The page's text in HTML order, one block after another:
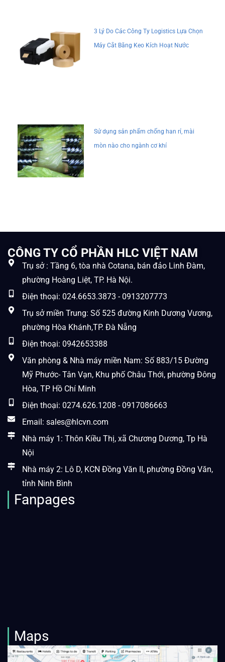
3 Lý Do Các Công Ty Logistics Lựa Chọn
Máy Cắt Băng Keo Kích Hoạt Nước
Sử dụng sản phẩm chống han rỉ, mài
mòn nào cho ngành cơ khí
CÔNG TY CỔ PHẦN HLC VIỆT NAM
Trụ sở : Tầng 6, tòa nhà Cotana, bán đảo Linh Đàm,
phường Hoàng Liệt, TP. Hà Nội.
Điện thoại: 024.6653.3873 - 0913207773
Trụ sở miền Trung: Số 525 đường Kinh Dương Vương,
phường Hòa Khánh,TP. Đà Nẵng
Điện thoại: 0942653388
Văn phòng & Nhà máy miền Nam: Số 883/15 Đường
Mỹ Phước- Tân Vạn, Khu phố Châu Thới, phường Đông
Hòa, TP Hồ Chí Minh
Điện thoại: 0274.626.1208 - 0917086663
Email: sales@hlcvn.com
Nhà máy 1: Thôn Kiều Thị, xã Chương Dương, Tp Hà
Nội
Nhà máy 2: Lô D, KCN Đồng Văn II, phường Đồng Văn,
tỉnh Ninh Bình
Fanpages
Maps